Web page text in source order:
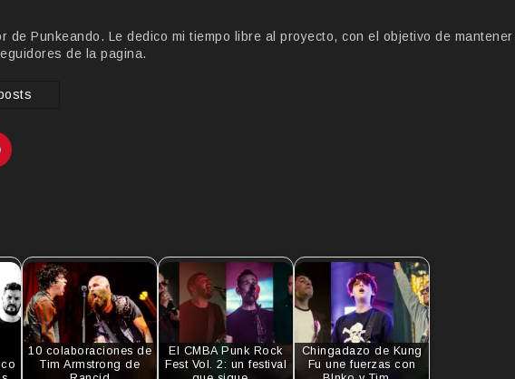
de Punkeando. Le dedico mi tiempo libre al proyecto, con el objetivo de mantener
de la pagina.
10 colaboraciones de
Tim Armstrong de
El CMBA Punk Rock
Fest Vol. 2: un festival
Chingadazo de Kung
Fu une fuerzas con